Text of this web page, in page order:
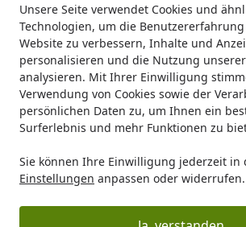
Unsere Seite verwendet Cookies und
Technologien, um die
Website zu verbessern, Inhalte und
personalisieren und die Nutzung
analysieren. Mit Ihrer Einwilligung
Verwendung von Cookies sowie der
persönlichen Daten zu, um Ihnen ein
Surferlebnis und mehr Funktionen zu
Sie können Ihre Einwilligung jederzeit in
Einstellungen anpassen oder widerrufen.
Karibu Pools inkl. gratis
Starterset (Gesamtwert bis
Startseite
Marken Skan Holz Skan Holz
Skan Holz Andria
Skan Holz Terrassenüberdachung
gartenshop24 sicher online kaufen
Die Terrassenüberdachung ist äußerst